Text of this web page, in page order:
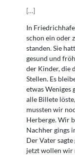
[…]
In
schon ein oder
standen. Sie
gesund und
der Kinder, die
Stellen. Es
etwas Weniges
alle Billete
mussten wir
Herberge. Wir
Nachher gings
Der Vater sagte
jetzt wollen wir